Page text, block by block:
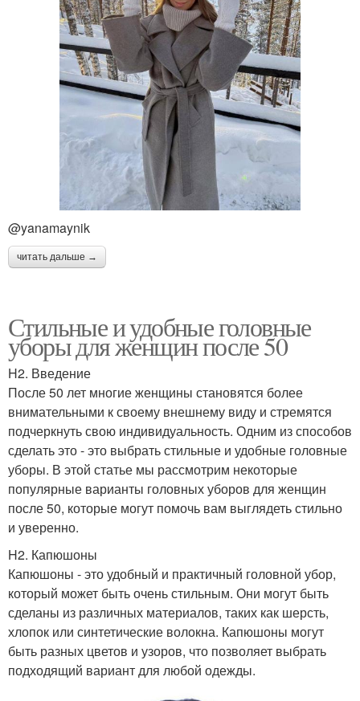
@yanamaynik
читать дальше →
Стильные и удобные головные
уборы для женщин после 50
H2. Введение
После 50 лет многие женщины становятся более
внимательными к своему внешнему виду и стремятся
подчеркнуть свою индивидуальность. Одним из способов
сделать это - это выбрать стильные и удобные головные
уборы. В этой статье мы рассмотрим некоторые
популярные варианты головных уборов для женщин
после 50, которые могут помочь вам выглядеть стильно
и уверенно.
H2. Капюшоны
Капюшоны - это удобный и практичный головной убор,
который может быть очень стильным. Они могут быть
сделаны из различных материалов, таких как шерсть,
хлопок или синтетические волокна. Капюшоны могут
быть разных цветов и узоров, что позволяет выбрать
подходящий вариант для любой одежды.